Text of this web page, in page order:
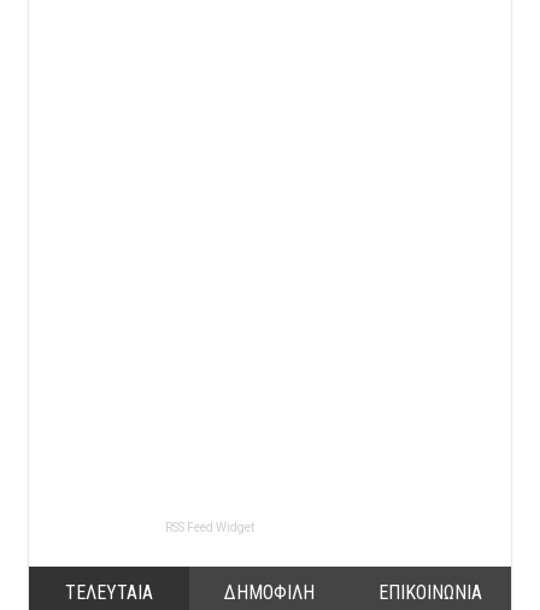
RSS Feed Widget
ΤΕΛΕΥΤΑΙΑ ΔΗΜΟΦΙΛΗ ΕΠΙΚΟΙΝΩΝΙΑ